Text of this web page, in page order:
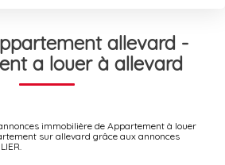
LOCATION
Gérer Mon Bien
Surface min
allevard -
a louer à allevard
immobilière de Appartement à louer
sur allevard grâce aux annonces